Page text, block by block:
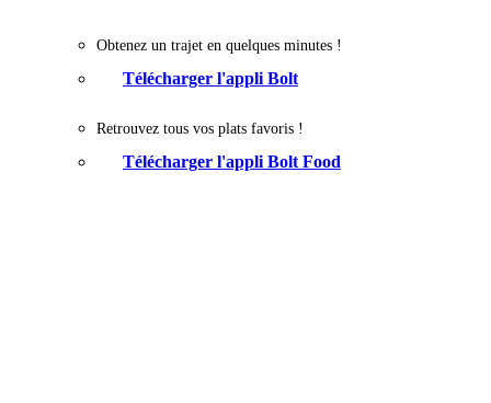
Obtenez un trajet en quelques minutes !
Télécharger l'appli Bolt
Retrouvez tous vos plats favoris !
Télécharger l'appli Bolt Food